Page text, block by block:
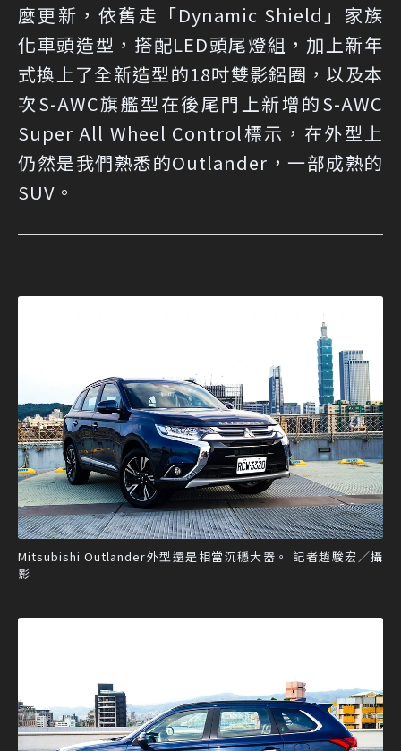
麼更新，依舊走「Dynamic Shield」家族
化車頭造型，搭配LED頭尾燈組，加上新年
式換上了全新造型的18吋雙影鋁圈，以及本
次S-AWC旗艦型在後尾門上新增的S-AWC
Super All Wheel Control標示，在外型上
仍然是我們熟悉的Outlander，一部成熟的
SUV。
Mitsubishi Outlander外型還是相當沉穩大器。 記者趙駿宏／攝
影